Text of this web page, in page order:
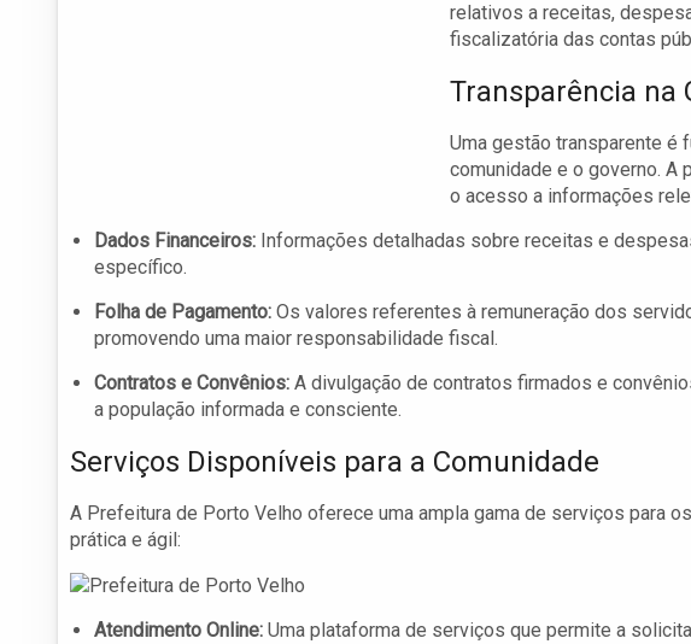
relativos a receitas,
fiscalizatória das contas
Transparência na
Uma gestão transparente é
comunidade e o governo. A
o acesso a informações
Dados Financeiros: Informações detalhadas sobre receitas e
específico.
Folha de Pagamento: Os valores referentes à remuneração dos
promovendo uma maior responsabilidade fiscal.
Contratos e Convênios: A divulgação de contratos firmados e
a população informada e consciente.
Serviços Disponíveis para a Comunidade
A Prefeitura de Porto Velho oferece uma ampla gama de serviços para
prática e ágil:
Atendimento Online: Uma plataforma de serviços que permite a